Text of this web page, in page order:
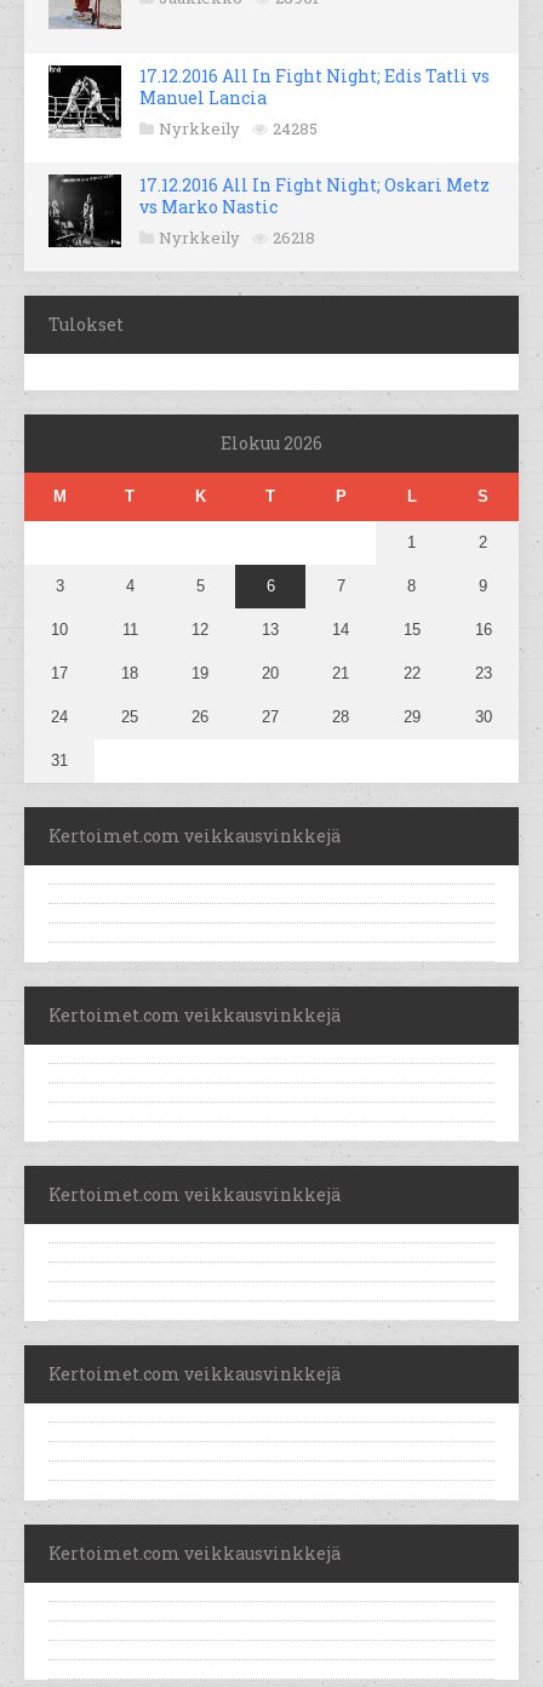
17.12.2016 All In Fight Night; Edis Tatli vs
Manuel Lancia
Nyrkkeily 24285
17.12.2016 All In Fight Night; Oskari Metz
vs Marko Nastic
Nyrkkeily 26218
Tulokset
Elokuu 2026
M T K T P L S
1 2
3 4 5 6 7 8 9
10 11 12 13 14 15 16
17 18 19 20 21 22 23
24 25 26 27 28 29 30
31
Kertoimet.com veikkausvinkkejä
Kertoimet.com veikkausvinkkejä
Kertoimet.com veikkausvinkkejä
Kertoimet.com veikkausvinkkejä
Kertoimet.com veikkausvinkkejä